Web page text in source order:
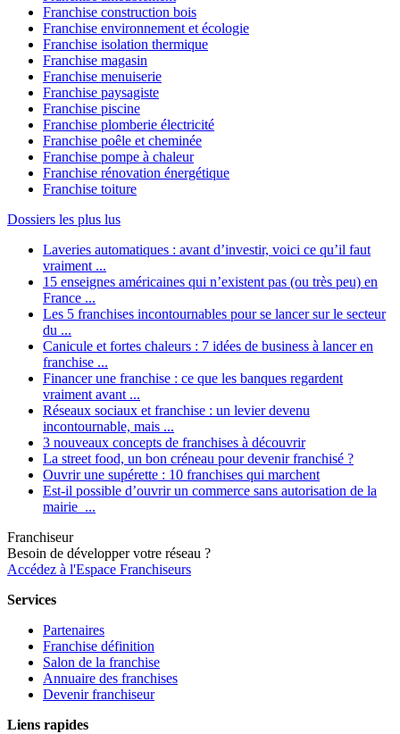
Franchise construction bois
Franchise environnement et écologie
Franchise isolation thermique
Franchise magasin
Franchise menuiserie
Franchise paysagiste
Franchise piscine
Franchise plomberie électricité
Franchise poêle et cheminée
Franchise pompe à chaleur
Franchise rénovation énergétique
Franchise toiture
Dossiers les plus lus
Laveries automatiques : avant d’investir, voici ce qu’il faut
vraiment ...
15 enseignes américaines qui n’existent pas (ou très peu) en
France ...
Les 5 franchises incontournables pour se lancer sur le secteur
du ...
Canicule et fortes chaleurs : 7 idées de business à lancer en
franchise ...
Financer une franchise : ce que les banques regardent
vraiment avant ...
Réseaux sociaux et franchise : un levier devenu
incontournable, mais ...
3 nouveaux concepts de franchises à découvrir
La street food, un bon créneau pour devenir franchisé ?
Ouvrir une supérette : 10 franchises qui marchent
Est-il possible d’ouvrir un commerce sans autorisation de la
mairie ...
Franchiseur
Besoin de développer votre réseau ?
Accédez à l'Espace Franchiseurs
Services
Partenaires
Franchise définition
Salon de la franchise
Annuaire des franchises
Devenir franchiseur
Liens rapides